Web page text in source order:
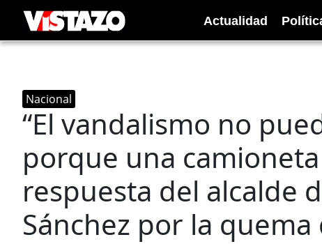
Actualidad
Nacional
“El vandalismo no
porque una
respuesta del alcalde
Sánchez por la